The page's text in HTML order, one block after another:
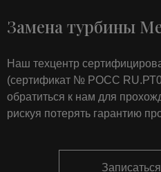
Замена турбины
Наш техцентр
(сертификат № РОСС
обратиться к нам для
рискуя потерять гарантию